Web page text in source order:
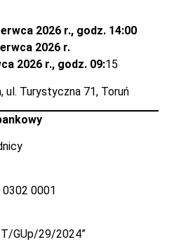
2026 r., godz. 14:00
2026 r.
2026 r., godz. 09:15
ul. Turystyczna 71, Toruń
0001
GUp/29/2024”